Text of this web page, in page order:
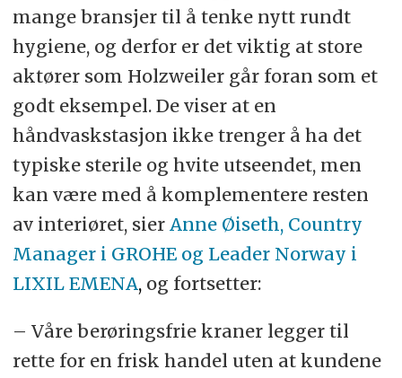
mange bransjer til å tenke nytt rundt
hygiene, og derfor er det viktig at store
aktører som Holzweiler går foran som et
godt eksempel. De viser at en
håndvaskstasjon ikke trenger å ha det
typiske sterile og hvite utseendet, men
kan være med å komplementere resten
av interiøret, sier Anne Øiseth, Country
Manager i GROHE og Leader Norway i
LIXIL EMENA, og fortsetter:
– Våre berøringsfrie kraner legger til
rette for en frisk handel uten at kundene